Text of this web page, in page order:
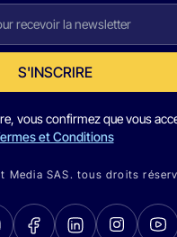
S'INSCRIRE
vous confirmez que vous
et Conditions
Media SAS. tous droits